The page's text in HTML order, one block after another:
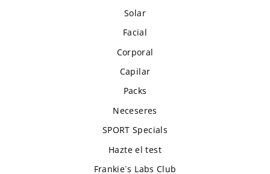
Solar
Facial
Corporal
Capilar
Packs
Neceseres
SPORT Specials
Hazte el test
Frankie´s Labs Club